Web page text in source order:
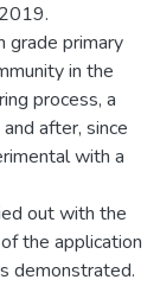
grade primary
in the
process, a
after, since
with a
out with the
the application
demonstrated.